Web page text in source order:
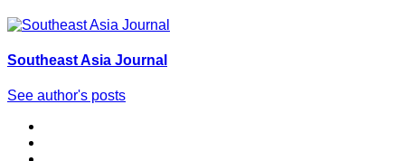
Southeast Asia Journal
See author's posts